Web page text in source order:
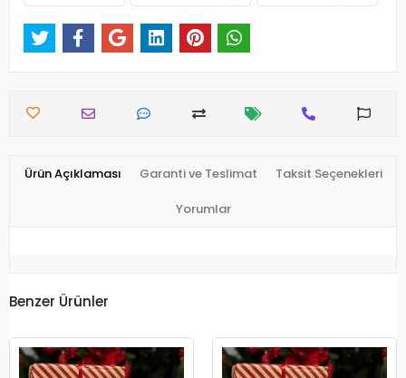
Ürün Açıklaması Garanti ve Teslimat Taksit Seçenekleri
Yorumlar
Benzer Ürünler